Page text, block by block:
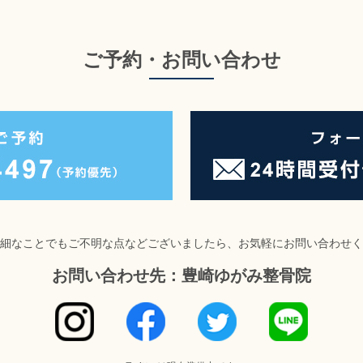
ご予約・お問い合わせ
なことでもご不明な点などございましたら、お気軽にお問い合わせ
お問い合わせ先：豊崎ゆがみ整骨院